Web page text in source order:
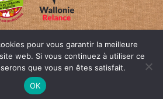
créationOpenWeb&
|Qui sommes-nous?
Contact
pour vous garantir la meilleure
web. Si vous continuez à utiliser ce
que vous en êtes satisfait.
OK